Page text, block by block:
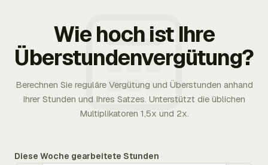
Wie hoch ist Ihre
Überstundenvergütung?
Berechnen Sie reguläre Vergütung und Überstunden anhand
Ihrer Stunden und Ihres Satzes. Unterstützt die üblichen
Multiplikatoren 1,5x und 2x.
Diese Woche gearbeitete Stunden